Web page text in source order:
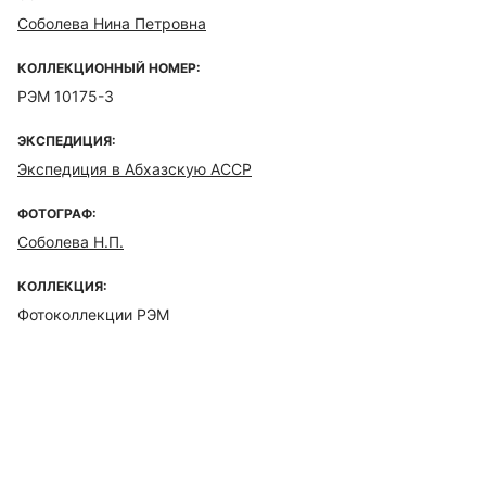
Соболева Нина Петровна
КОЛЛЕКЦИОННЫЙ НОМЕР:
РЭМ 10175-3
ЭКСПЕДИЦИЯ:
Экспедиция в Абхазскую АССР
ФОТОГРАФ:
Соболева Н.П.
КОЛЛЕКЦИЯ:
Фотоколлекции РЭМ